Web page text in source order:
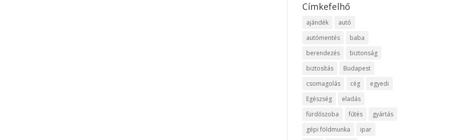
Címkefelhő
ajándék
autó
autómentés
baba
berendezés
biztonság
biztosítás
Budapest
csomagolás
cég
egyedi
Egészség
eladás
fürdőszoba
fűtés
gyártás
gépi földmunka
ipar